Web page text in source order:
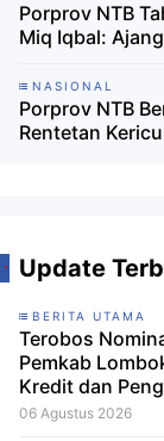
Porprov NTB
Miq Iqbal:
NASIONAL
Porprov NTB
Rentetan
Update
BERITA UTAMA
Terobos
Pemkab
Kredit dan
Porang
06 Agustus 2026